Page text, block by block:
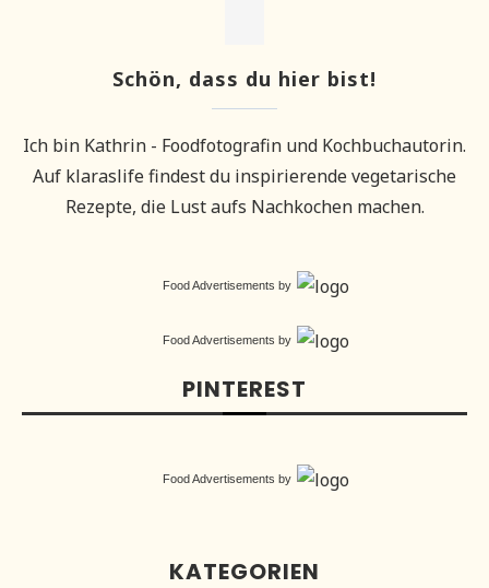
Schön, dass du hier bist!
Ich bin Kathrin - Foodfotografin und Kochbuchautorin.
Auf klaraslife findest du inspirierende vegetarische
Rezepte, die Lust aufs Nachkochen machen.
Food Advertisements by
Food Advertisements by
PINTEREST
Food Advertisements by
KATEGORIEN